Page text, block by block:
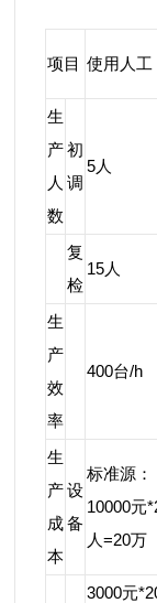
项目 使用人工
生
产
人
数
初
调
5人
复
检
15人
生
产
效
率
400台/h
生
产
成
本
设
备
标准源：
10000元
人=20万
3000元